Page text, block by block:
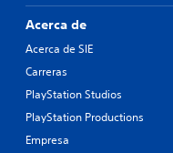
Acerca de
Acerca de SIE
Carreras
PlayStation Studios
PlayStation Productions
Empresa